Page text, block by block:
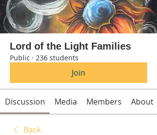
Lord of the Light Families
Public · 236 students
Join
Discussion Media Members About
Back